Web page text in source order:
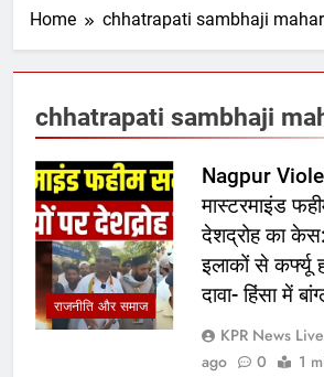
Home chhatrapati sambhaji
chhatrapati sambhaji
राजनीति और समाज
Nagpur
मास्टरमाइंड
देशद्रोह का
इलाकों से कर्फ्यू
दावा- हिंसा में
KPR News Live
ago
0 1